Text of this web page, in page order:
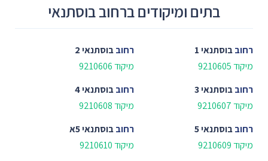
בתים ומיקודים ברחוב בוסתנאי
רחובבוסתנאי 1
מיקוד 9210605
רחובבוסתנאי 2
מיקוד 9210606
רחובבוסתנאי 3
מיקוד 9210607
רחובבוסתנאי 4
מיקוד 9210608
רחובבוסתנאי 5
מיקוד 9210609
רחובבוסתנאי 5א
מיקוד 9210610